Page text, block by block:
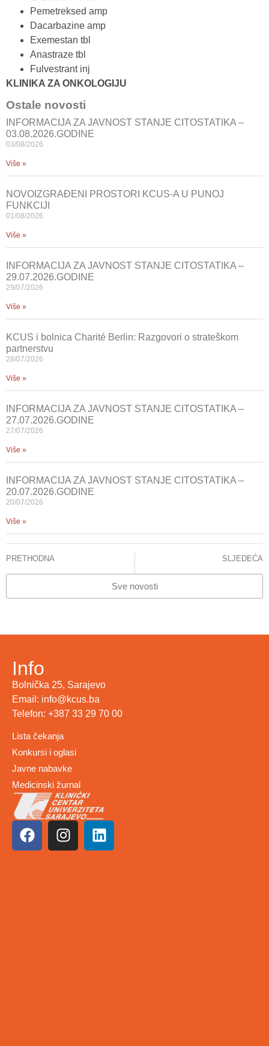
Pemetreksed amp
Dacarbazine amp
Exemestan tbl
Anastraze tbl
Fulvestrant inj
KLINIKA ZA ONKOLOGIJU
Ostale novosti
INFORMACIJA ZA JAVNOST STANJE CITOSTATIKA –
03.08.2026.GODINE
03/08/2026
Više »
NOVOIZGRAĐENI PROSTORI KCUS-A U PUNOJ
FUNKCIJI
01/08/2026
Više »
INFORMACIJA ZA JAVNOST STANJE CITOSTATIKA –
29.07.2026.GODINE
29/07/2026
Više »
KCUS i bolnica Charité Berlin: Razgovori o strateškom
partnerstvu
28/07/2026
Više »
INFORMACIJA ZA JAVNOST STANJE CITOSTATIKA –
27.07.2026.GODINE
27/07/2026
Više »
INFORMACIJA ZA JAVNOST STANJE CITOSTATIKA –
20.07.2026.GODINE
20/07/2026
Više »
PRETHODNA SLJEDEĆA
Sve novosti
Info
Bolnička 25, Sarajevo
Email: info@kcus.ba
Telefon: +387 33 29 70 00
Lista čekanja
Konkursi i oglasi
Javne nabavke
Medicinski žurnal